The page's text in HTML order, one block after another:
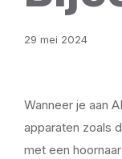
29 mei 2024
Wanneer je aan
apparaten zoals
met een